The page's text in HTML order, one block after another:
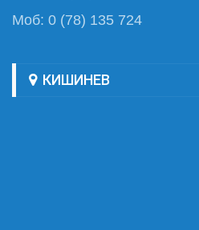
Моб: 0 (78) 135 724
КИШИНЕВ